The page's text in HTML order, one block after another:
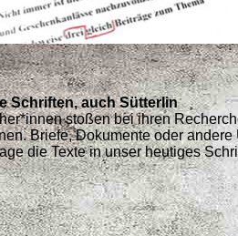
Schriften, auch Sütterlin
stoßen bei ihren
Briefe, Dokumente oder
die Texte in unser heutiges